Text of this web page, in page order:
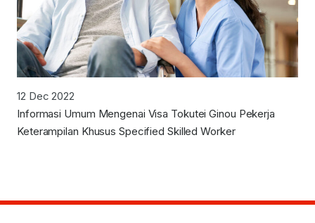
12 Dec 2022
Informasi Umum Mengenai Visa Tokutei Ginou Pekerja
Keterampilan Khusus Specified Skilled Worker